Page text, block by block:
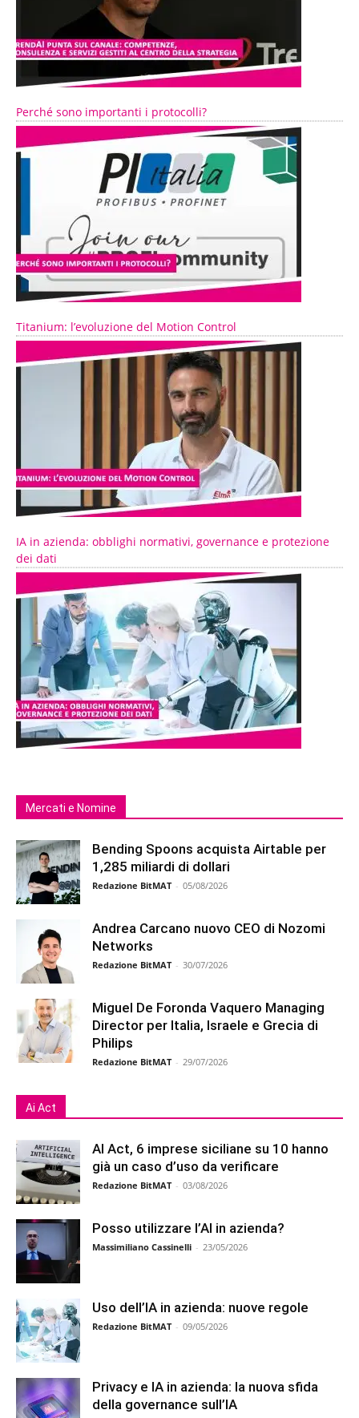
Perché sono importanti i protocolli?
Titanium: l’evoluzione del Motion Control
IA in azienda: obblighi normativi, governance e protezione
dei dati
Mercati e Nomine
Bending Spoons acquista Airtable per
1,285 miliardi di dollari
Redazione BitMAT - 05/08/2026
Andrea Carcano nuovo CEO di Nozomi
Networks
Redazione BitMAT - 30/07/2026
Miguel De Foronda Vaquero Managing
Director per Italia, Israele e Grecia di
Philips
Redazione BitMAT - 29/07/2026
Ai Act
AI Act, 6 imprese siciliane su 10 hanno
già un caso d’uso da verificare
Redazione BitMAT - 03/08/2026
Posso utilizzare l’AI in azienda?
Massimiliano Cassinelli - 23/05/2026
Uso dell’IA in azienda: nuove regole
Redazione BitMAT - 09/05/2026
Privacy e IA in azienda: la nuova sfida
della governance sull’IA